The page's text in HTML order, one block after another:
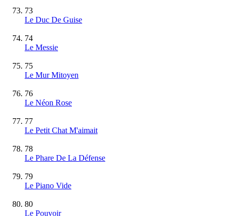
73
Le Duc De Guise
74
Le Messie
75
Le Mur Mitoyen
76
Le Néon Rose
77
Le Petit Chat M'aimait
78
Le Phare De La Défense
79
Le Piano Vide
80
Le Pouvoir